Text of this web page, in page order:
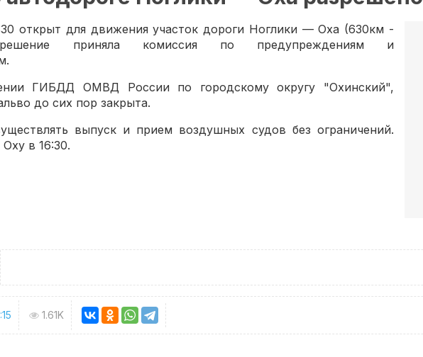
открыт для движения участок дороги Ноглики — Оха (630км -
приняла комиссия по предупреждениям и
ГИБДД ОМВД России по городскому округу "Охинский",
до сих пор закрыта.
выпуск и прием воздушных судов без ограничений.
Оху в 16:30.
1.61K